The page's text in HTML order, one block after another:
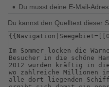
Du musst deine E-Mail-
Du kannst den Quelltext dieser